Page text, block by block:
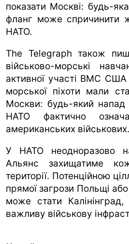
показати Москві: будь-
фланг може спричинити
НАТО.
The Telegraph також
військово-морські
активної участі ВМС США
морської піхоти мали
Москви: будь-який напад
НАТО фактично
американських військових.
У НАТО неодноразово
Альянс захищатиме
території. Потенційною
прямої загрози Польщі
може стати
важливу військову